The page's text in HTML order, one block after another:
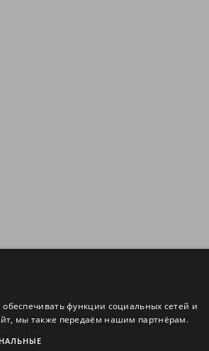
функции социальных сетей и
мы также передаём нашим партнёрам.